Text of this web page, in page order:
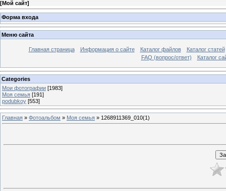
[Мой сайт]
Форма входа
Меню сайта
Главная страница Информация о сайте Каталог файлов
Каталог статей
FAQ (вопрос/ответ)
Каталог
Categories
Мои фотографии [1983]
Моя семья [191]
podubkoy [553]
Главная » Фотоальбом » Моя семья » 1268911369_010(1)